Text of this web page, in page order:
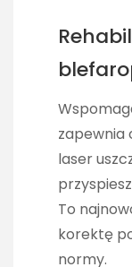
zapewnia
laser
To
korektę
normy.